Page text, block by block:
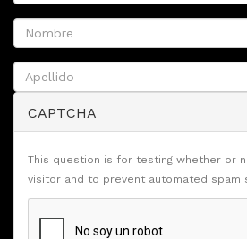
CAPTCHA
This question is for testing whether or
visitor and to prevent automated spam